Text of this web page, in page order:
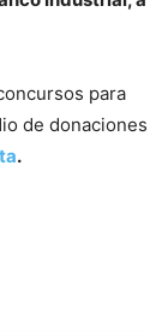
para
de donaciones
.